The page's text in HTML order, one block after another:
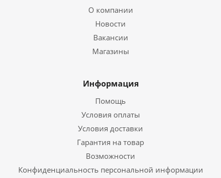
О компании
Новости
Вакансии
Магазины
Информация
Помощь
Условия оплаты
Условия доставки
Гарантия на товар
Возможности
Конфиденциальность персональной информации